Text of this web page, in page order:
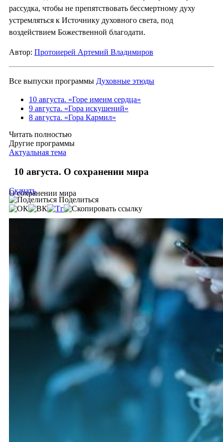
рассудка, чтобы не препятствовать бессмертному духу
устремляться к Источнику духовного света, под
воздействием Божественной благодати.
Автор: Протоиерей Артемий Владимиров
Все выпуски программы Духовные этюды
10 августа. «Горе имеим сердца»
9 августа. «Гора искушений»
8 августа. «Гора Кармил»
Читать полностью
Другие программы
Актуальная тема
10 августа. О сохранении мира
О сохранении мира
Скачать
Поделиться